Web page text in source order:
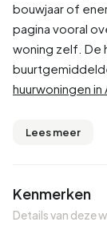
bouwjaar of
pagina vooral
woning zelf. De
huurwoningen
Lees meer
Kenmerken
Details van deze